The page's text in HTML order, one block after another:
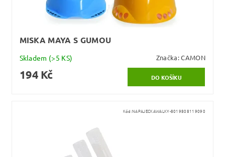
MISKA MAYA S GUMOU
Skladem (>5 KS) Značka:CAMON
194 Kč
Kód:NAPAJECKAWALKY-8019808119090